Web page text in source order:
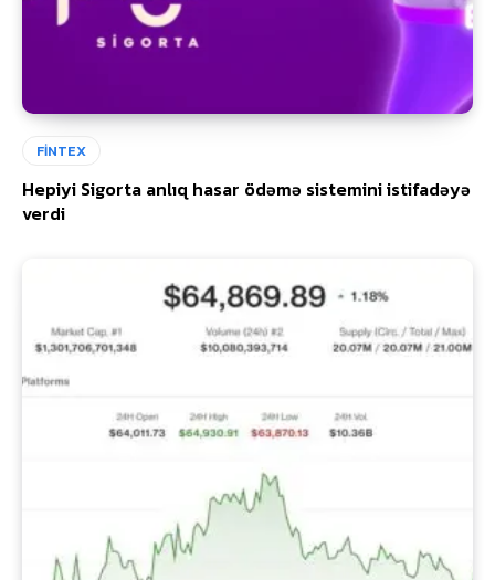
FİNTEX
Hepiyi Sigorta anlıq hasar ödəmə sistemini istifadəyə
verdi